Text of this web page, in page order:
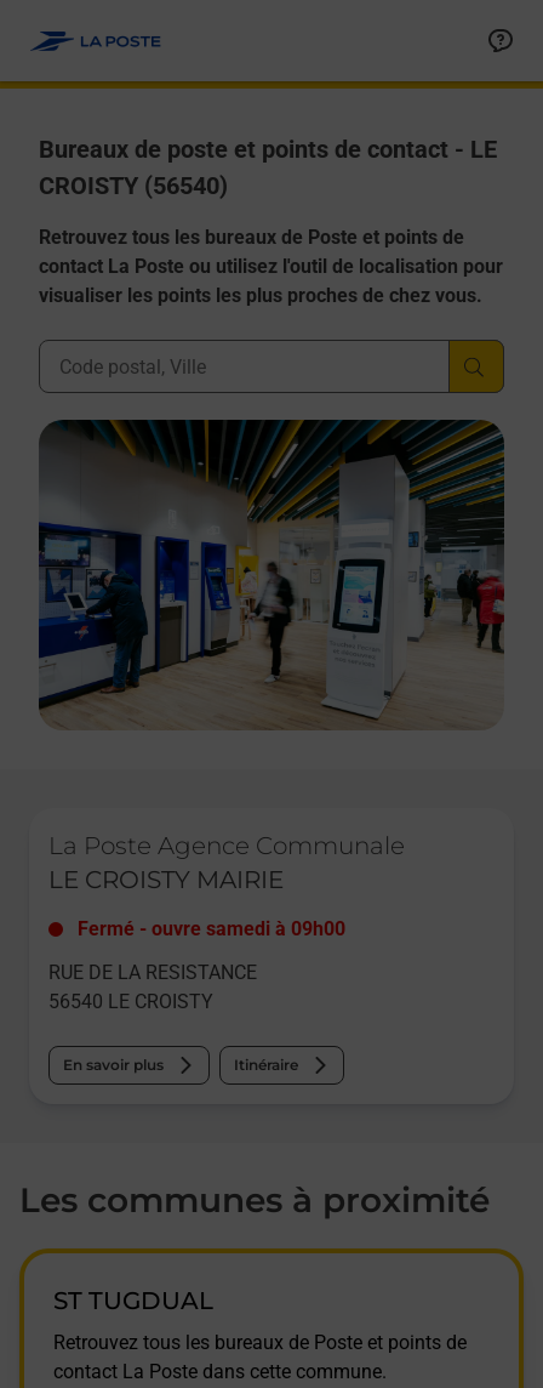
Bureaux de poste et points de contact - LE
CROISTY (56540)
Retrouvez tous les bureaux de Poste et points de
contact La Poste ou utilisez l'outil de localisation pour
visualiser les points les plus proches de chez vous.
Ville, Département, Code Postal
La Poste Agence Communale
LE CROISTY MAIRIE
Fermé - ouvre samedi à 09h00
RUE DE LA RESISTANCE
56540 LE CROISTY
En savoir plus Itinéraire
Les communes à proximité
ST TUGDUAL
Retrouvez tous les bureaux de Poste et points de
contact La Poste dans cette commune.